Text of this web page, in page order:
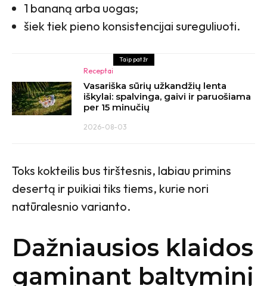
1 bananą arba uogas;
šiek tiek pieno konsistencijai sureguliuoti.
Taip pat žr
Receptai
Vasariška sūrių užkandžių lenta
iškylai: spalvinga, gaivi ir paruošiama
per 15 minučių
2026-08-03
Toks kokteilis bus tirštesnis, labiau primins
desertą ir puikiai tiks tiems, kurie nori
natūralesnio varianto.
Dažniausios klaidos
gaminant baltyminį